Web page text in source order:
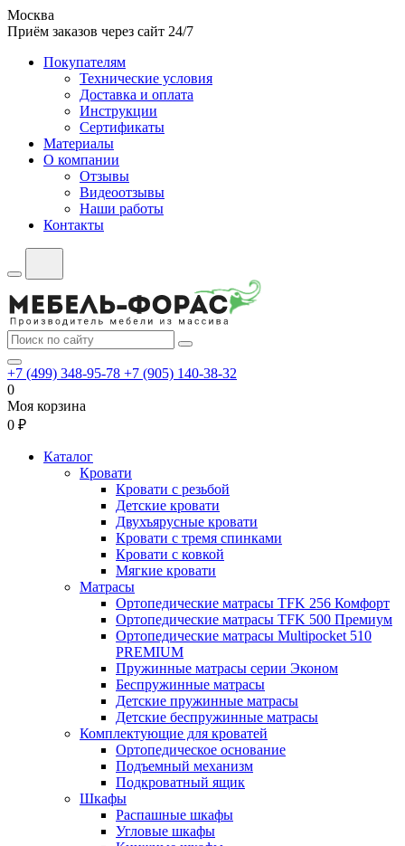
Москва
Приём заказов через сайт 24/7
Покупателям
Технические условия
Доставка и оплата
Инструкции
Сертификаты
Материалы
О компании
Отзывы
Видеоотзывы
Наши работы
Контакты
+7 (499) 348-95-78 +7 (905) 140-38-32
0
Моя корзина
0 ₽
Каталог
Кровати
Кровати с резьбой
Детские кровати
Двухъярусные кровати
Кровати с тремя спинками
Кровати с ковкой
Мягкие кровати
Матрасы
Ортопедические матрасы TFK 256 Комфорт
Ортопедические матрасы TFK 500 Премиум
Ортопедические матрасы Multipocket 510
PREMIUM
Пружинные матрасы серии Эконом
Беспружинные матрасы
Детские пружинные матрасы
Детские беспружинные матрасы
Комплектующие для кроватей
Ортопедическое основание
Подъемный механизм
Подкроватный ящик
Шкафы
Распашные шкафы
Угловые шкафы